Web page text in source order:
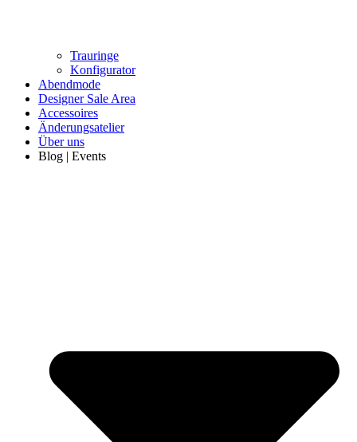
Trauringe
Konfigurator
Abendmode
Designer Sale Area
Accessoires
Änderungsatelier
Über uns
Blog | Events